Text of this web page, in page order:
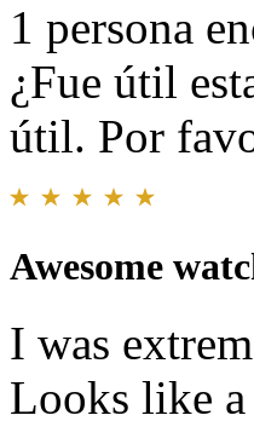
1 persona
¿Fue útil
útil. Por
Awesome
I was
Looks like